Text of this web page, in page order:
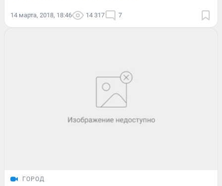
14 марта, 2018, 18:46 14 317 7
ГОРОД